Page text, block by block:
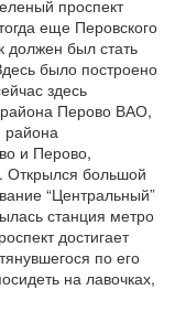
проспект
еще Перовского
должен был стать
было построено
здесь
Перово ВАО,
района
и Перово,
Открылся большой
“Центральный”
станция метро
достигает
по его
на лавочках,